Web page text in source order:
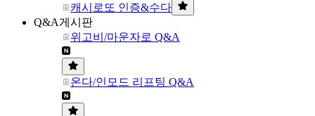
캐시로또 인증&수다
Q&A게시판
위고비/마운자로 Q&A
온다/인모드 리프팅 Q&A